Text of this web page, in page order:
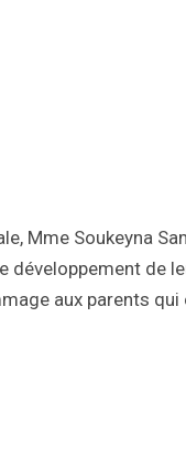
Mme Soukeyna
développement de
aux parents